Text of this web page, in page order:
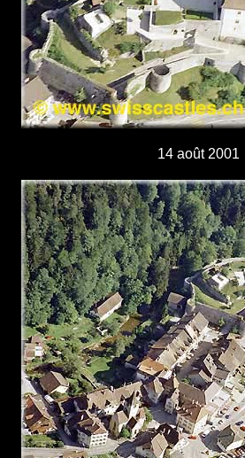
14 août 2001